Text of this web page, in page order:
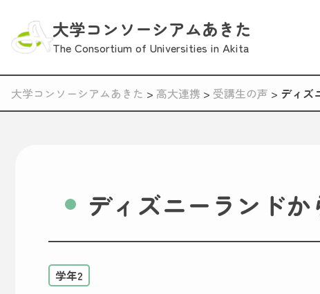
大学コンソーシアムあきた
The Consortium of Universities in Akita
大学コンソーシアムあきた > 高大連携 > 受講生の声 > ディズ
ディズニーランド
学年2